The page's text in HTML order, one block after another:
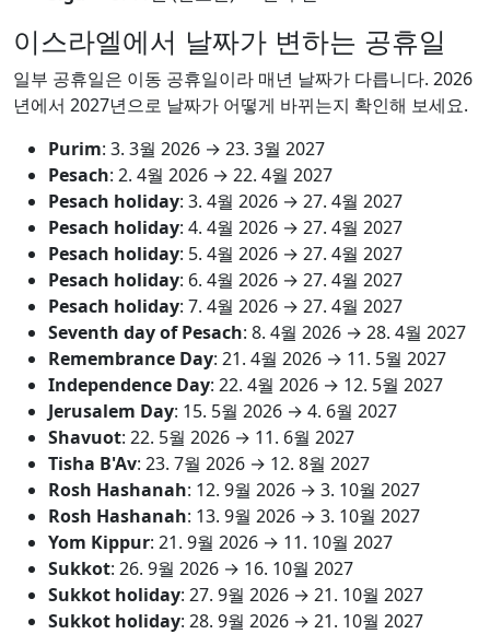
이스라엘에서 날짜가 변하는 공휴일
일부 공휴일은 이동 공휴일이라 매년 날짜가 다릅니다. 2026
년에서 2027년으로 날짜가 어떻게 바뀌는지 확인해 보세요.
Purim: 3. 3월 2026 → 23. 3월 2027
Pesach: 2. 4월 2026 → 22. 4월 2027
Pesach holiday: 3. 4월 2026 → 27. 4월 2027
Pesach holiday: 4. 4월 2026 → 27. 4월 2027
Pesach holiday: 5. 4월 2026 → 27. 4월 2027
Pesach holiday: 6. 4월 2026 → 27. 4월 2027
Pesach holiday: 7. 4월 2026 → 27. 4월 2027
Seventh day of Pesach: 8. 4월 2026 → 28. 4월 2027
Remembrance Day: 21. 4월 2026 → 11. 5월 2027
Independence Day: 22. 4월 2026 → 12. 5월 2027
Jerusalem Day: 15. 5월 2026 → 4. 6월 2027
Shavuot: 22. 5월 2026 → 11. 6월 2027
Tisha B'Av: 23. 7월 2026 → 12. 8월 2027
Rosh Hashanah: 12. 9월 2026 → 3. 10월 2027
Rosh Hashanah: 13. 9월 2026 → 3. 10월 2027
Yom Kippur: 21. 9월 2026 → 11. 10월 2027
Sukkot: 26. 9월 2026 → 16. 10월 2027
Sukkot holiday: 27. 9월 2026 → 21. 10월 2027
Sukkot holiday: 28. 9월 2026 → 21. 10월 2027